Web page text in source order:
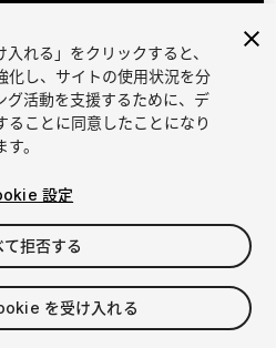
1 /5
れる」をクリックすると、
化し、サイトの使用状況を分
グ活動を支援するために、デ
ことに同意したことになり
す。
設定
て拒否する
を受け入れる